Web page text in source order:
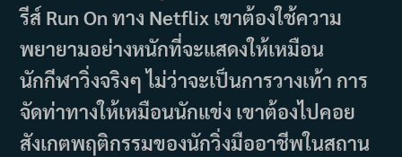
รีส์ Run On ทาง Netflix เขาต้องใช้ความ
พยายามอย่างหนักที่จะแสดงให้เหมือน
นักกีฬาวิ่งจริงๆ ไม่ว่าจะเป็นการวางเท้า การ
จัดท่าทางให้เหมือนนักแข่ง เขาต้องไปคอย
สังเกตพฤติกรรมของนักวิ่งมืออาชีพในสถาน